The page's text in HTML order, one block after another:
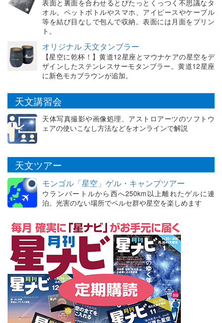
表面と裏面を合わせるとぴたっとくっつく不思議なタ
オル。ペットボトルやスマホ、アイピースやケーブル
等を結び目なしで包んで収納。表面には月面をプリン
ト。
オリジナル 天文タンブラー
【星空に乾杯！】黄道12星座とマウナケアの星空をデ
ザインしたステンレスサーモタンブラー。黄道12星座
に新色モカブラウンが追加。
天文講習会
天体写真撮影や画像処理、アストロアーツのソフトウ
ェアの使いこなし方法などをオンラインで解説
天文ツアー
モンゴル「星空」ゲル・キャンプツアー
ウランバートルから西へ250km以上離れたゲルに連
泊。光害のない場所でペルセ群や星空を楽しめます